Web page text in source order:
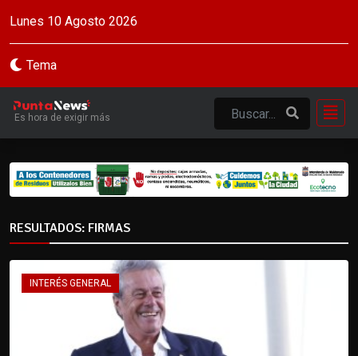
Lunes 10 Agosto 2026
Tema
Es hora de exigir más
RESULTADOS: FIRMAS
INTERÉS GENERAL